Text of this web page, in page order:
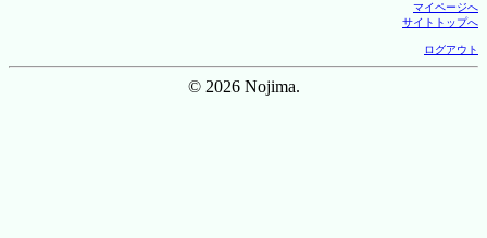
マイページへ
サイトトップへ
ログアウト
© 2026 Nojima.